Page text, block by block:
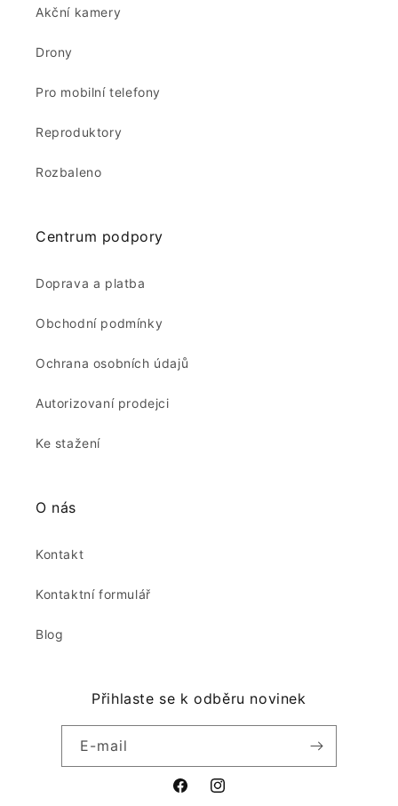
Akční kamery
Drony
Pro mobilní telefony
Reproduktory
Rozbaleno
Centrum podpory
Doprava a platba
Obchodní podmínky
Ochrana osobních údajů
Autorizovaní prodejci
Ke stažení
O nás
Kontakt
Kontaktní formulář
Blog
Přihlaste se k odběru novinek
E-mail
FacebookInstagram